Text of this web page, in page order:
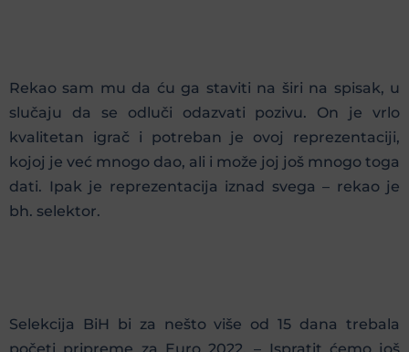
Rekao sam mu da ću ga staviti na širi na spisak, u
slučaju da se odluči odazvati pozivu. On je vrlo
kvalitetan igrač i potreban je ovoj reprezentaciji,
kojoj je već mnogo dao, ali i može joj još mnogo toga
dati. Ipak je reprezentacija iznad svega – rekao je
bh. selektor.
Selekcija BiH bi za nešto više od 15 dana trebala